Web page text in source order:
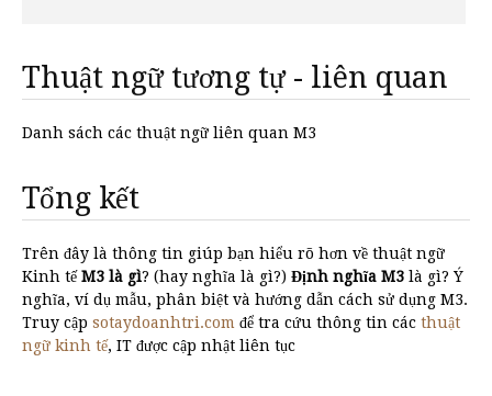
Thuật ngữ tương tự - liên quan
Danh sách các thuật ngữ liên quan M3
Tổng kết
Trên đây là thông tin giúp bạn hiểu rõ hơn về thuật ngữ
Kinh tếM3 là gì? (hay nghĩa là gì?) Định nghĩa M3 là gì? Ý
nghĩa, ví dụ mẫu, phân biệt và hướng dẫn cách sử dụng M3.
Truy cập sotaydoanhtri.com để tra cứu thông tin các thuật
ngữ kinh tế, IT được cập nhật liên tục